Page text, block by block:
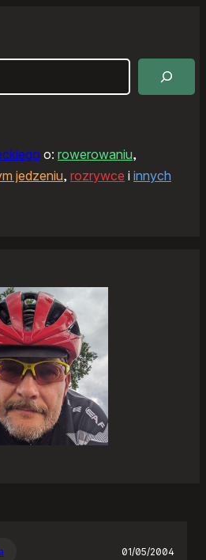
o: rowerowaniu,
jedzeniu, rozrywce i innych
01/05/2004